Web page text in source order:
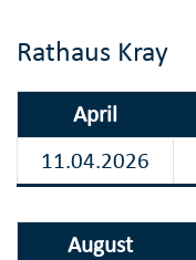
Rathaus Kray
April
11.04.2026
August